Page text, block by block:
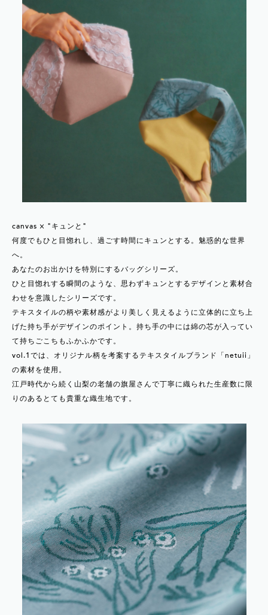
canvas × "キュンと"
何度でもひと目惚れし、過ごす時間にキュンとする。魅惑的な世界
へ。
あなたのお出かけを特別にするバッグシリーズ。
ひと目惚れする瞬間のような、思わずキュンとするデザインと素材合
わせを意識したシリーズです。
テキスタイルの柄や素材感がより美しく見えるように立体的に立ち上
げた持ち手がデザインのポイント。持ち手の中には綿の芯が入ってい
て持ちごこちもふかふかです。
vol.1では、オリジナル柄を考案するテキスタイルブランド「netuii」
の素材を使用。
江戸時代から続く山梨の老舗の旗屋さんで丁寧に織られた生産数に限
りのあるとても貴重な織生地です。